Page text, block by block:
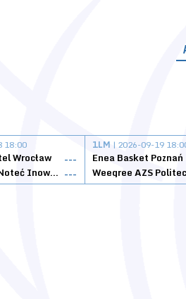
18:00
Wrocław
---
KSK Qemetica Noteć Inowrocław ---
1LM | 2026-09-19
Enea Basket Poznań